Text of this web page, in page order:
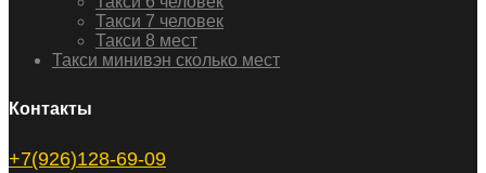
Такси 7 человек
Такси 8 мест
Такси минивэн сколько мест
Контакты
+7(926)128-69-09